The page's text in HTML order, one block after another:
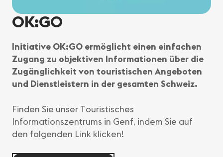
OK:GO
Initiative OK:GO ermöglicht einen einfachen
Zugang zu objektiven Informationen über die
Zugänglichkeit von touristischen Angeboten
und Dienstleistern in der gesamten Schweiz.
Finden Sie unser Touristisches
Informationszentrums in Genf, indem Sie auf
den folgenden Link klicken!